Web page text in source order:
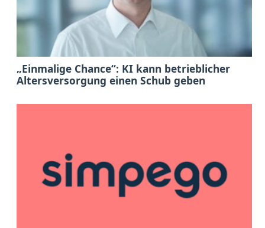
„Einmalige Chance“: KI kann betrieblicher
Altersversorgung einen Schub geben